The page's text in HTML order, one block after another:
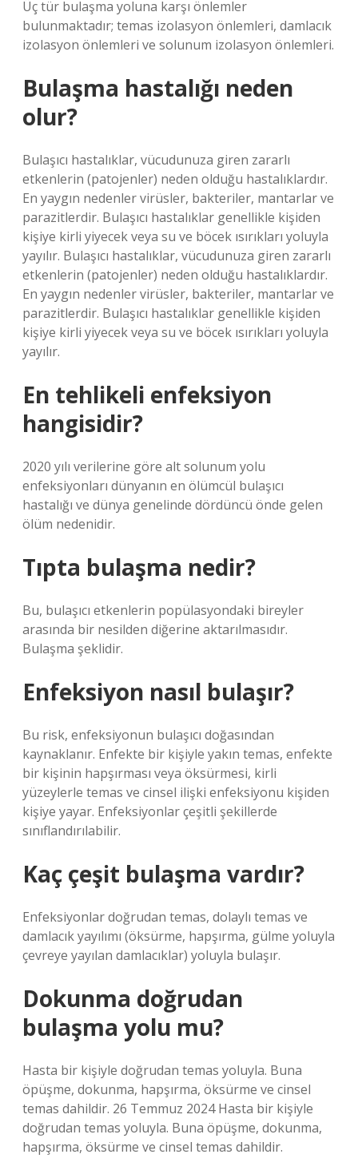
Üç tür bulaşma yoluna karşı önlemler
bulunmaktadır; temas izolasyon önlemleri, damlacık
izolasyon önlemleri ve solunum izolasyon önlemleri.
Bulaşma hastalığı neden
olur?
Bulaşıcı hastalıklar, vücudunuza giren zararlı
etkenlerin (patojenler) neden olduğu hastalıklardır.
En yaygın nedenler virüsler, bakteriler, mantarlar ve
parazitlerdir. Bulaşıcı hastalıklar genellikle kişiden
kişiye kirli yiyecek veya su ve böcek ısırıkları yoluyla
yayılır. Bulaşıcı hastalıklar, vücudunuza giren zararlı
etkenlerin (patojenler) neden olduğu hastalıklardır.
En yaygın nedenler virüsler, bakteriler, mantarlar ve
parazitlerdir. Bulaşıcı hastalıklar genellikle kişiden
kişiye kirli yiyecek veya su ve böcek ısırıkları yoluyla
yayılır.
En tehlikeli enfeksiyon
hangisidir?
2020 yılı verilerine göre alt solunum yolu
enfeksiyonları dünyanın en ölümcül bulaşıcı
hastalığı ve dünya genelinde dördüncü önde gelen
ölüm nedenidir.
Tıpta bulaşma nedir?
Bu, bulaşıcı etkenlerin popülasyondaki bireyler
arasında bir nesilden diğerine aktarılmasıdır.
Bulaşma şeklidir.
Enfeksiyon nasıl bulaşır?
Bu risk, enfeksiyonun bulaşıcı doğasından
kaynaklanır. Enfekte bir kişiyle yakın temas, enfekte
bir kişinin hapşırması veya öksürmesi, kirli
yüzeylerle temas ve cinsel ilişki enfeksiyonu kişiden
kişiye yayar. Enfeksiyonlar çeşitli şekillerde
sınıflandırılabilir.
Kaç çeşit bulaşma vardır?
Enfeksiyonlar doğrudan temas, dolaylı temas ve
damlacık yayılımı (öksürme, hapşırma, gülme yoluyla
çevreye yayılan damlacıklar) yoluyla bulaşır.
Dokunma doğrudan
bulaşma yolu mu?
Hasta bir kişiyle doğrudan temas yoluyla. Buna
öpüşme, dokunma, hapşırma, öksürme ve cinsel
temas dahildir. 26 Temmuz 2024 Hasta bir kişiyle
doğrudan temas yoluyla. Buna öpüşme, dokunma,
hapşırma, öksürme ve cinsel temas dahildir.